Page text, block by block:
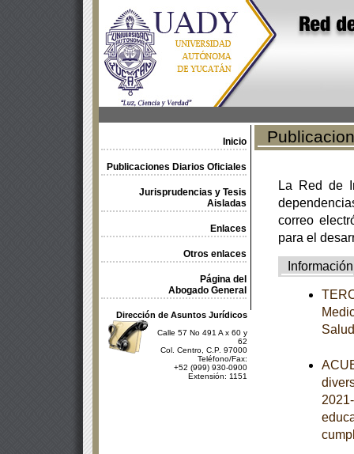
Inicio
Publicaciones Diarios Oficiales
Jurisprudencias y Tesis
Aisladas
Enlaces
Otros enlaces
Página del
Abogado General
Dirección de Asuntos Jurídicos
Calle 57 No 491 A x 60 y
62
Col. Centro, C.P. 97000
Teléfono/Fax:
+52 (999) 930-0900
Extensión: 1151
La Red de
correo
para el
Información